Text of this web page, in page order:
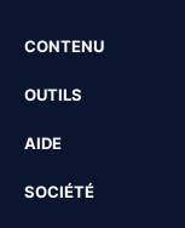
CONTENU
OUTILS
AIDE
SOCIÉTÉ